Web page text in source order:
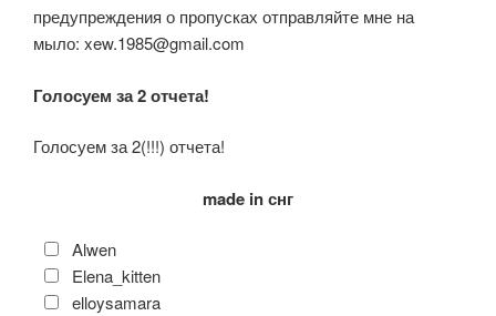
предупреждения о пропусках отправляйте мне на
мыло: xew.1985@gmail.com
Голосуем за 2 отчета!
Голосуем за 2(!!!) отчета!
made in снг
Alwen
Elena_kitten
elloysamara